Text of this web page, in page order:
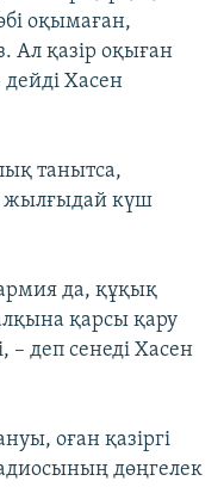
оқымаған,
Ал қазір оқыған
Хасен
танытса,
жылғыдай күш
да, құқық
қарсы қару
деп сенеді Хасен
оған қазіргі
дөңгелек